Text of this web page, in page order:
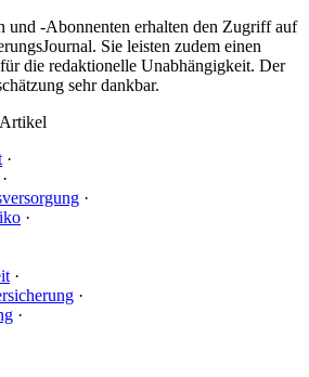
und -Abonnenten erhalten den Zugriff auf
Sie leisten zudem einen
die redaktionelle Unabhängigkeit. Der
sehr dankbar.
·
·
·
·
·
·
·